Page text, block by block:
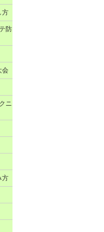
方
防
会
ニ
方